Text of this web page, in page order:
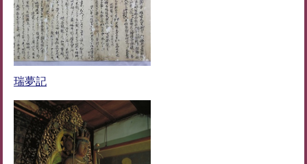
瑞夢記